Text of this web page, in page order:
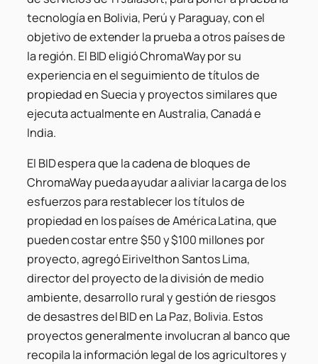
tecnología en Bolivia, Perú y Paraguay, con el
objetivo de extender la prueba a otros países de
la región. El BID eligió ChromaWay por su
experiencia en el seguimiento de títulos de
propiedad en Suecia y proyectos similares que
ejecuta actualmente en Australia, Canadá e
India.
El BID espera que la cadena de bloques de
ChromaWay pueda ayudar a aliviar la carga de los
esfuerzos para restablecer los títulos de
propiedad en los países de América Latina, que
pueden costar entre $50 y $100 millones por
proyecto, agregó Eirivelthon Santos Lima,
director del proyecto de la división de medio
ambiente, desarrollo rural y gestión de riesgos
de desastres del BID en La Paz, Bolivia. Estos
proyectos generalmente involucran al banco que
recopila la información legal de los agricultores y